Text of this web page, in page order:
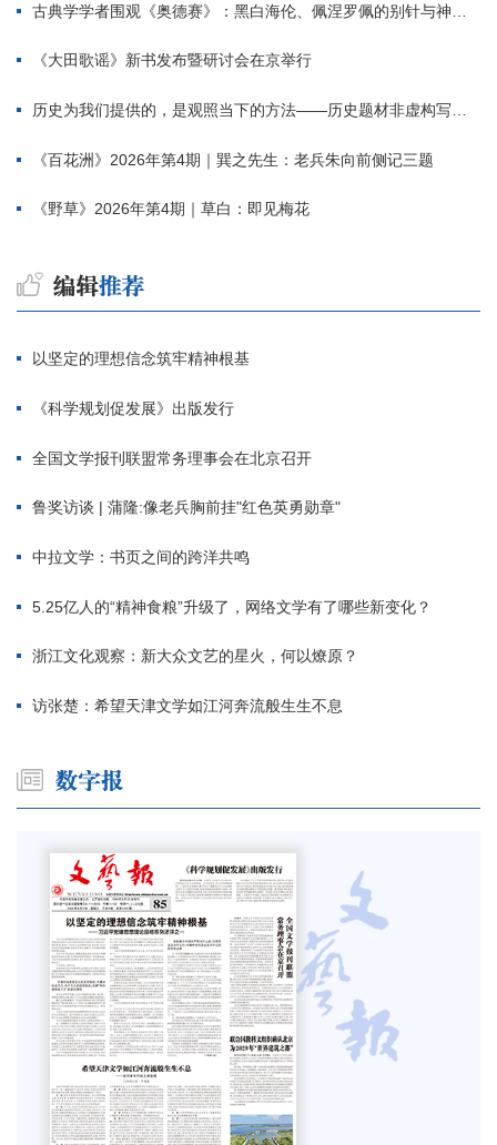
古典学学者围观《奥德赛》：黑白海伦、佩涅罗佩的别针与神秘入侵者
《大田歌谣》新书发布暨研讨会在京举行
历史为我们提供的，是观照当下的方法——历史题材非虚构写作多人谈
《百花洲》2026年第4期｜巽之先生：老兵朱向前侧记三题
《野草》2026年第4期｜草白：即见梅花
以坚定的理想信念筑牢精神根基
《科学规划促发展》出版发行
全国文学报刊联盟常务理事会在北京召开
鲁奖访谈 | 蒲隆:像老兵胸前挂"红色英勇勋章"
中拉文学：书页之间的跨洋共鸣
5.25亿人的“精神食粮”升级了，网络文学有了哪些新变化？
浙江文化观察：新大众文艺的星火，何以燎原？
访张楚：希望天津文学如江河奔流般生生不息